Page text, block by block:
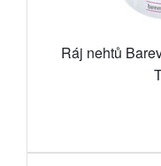
Ráj nehtů